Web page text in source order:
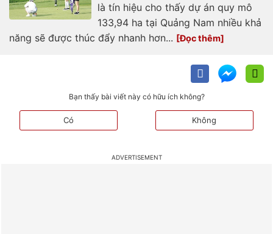
là tín hiệu cho thấy dự án quy mô
133,94 ha tại Quảng Nam nhiều khả
năng sẽ được thúc đẩy nhanh hơn...
Bạn thấy bài viết này có hữu ích không?
Có Không